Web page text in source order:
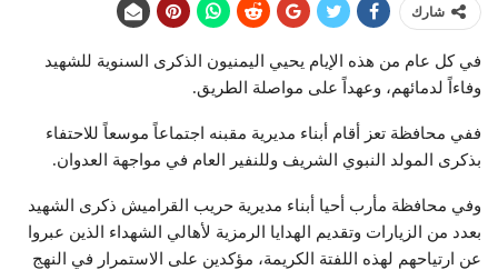
شارك
في كل عام من هذه الإيام يحيي اليمنيون الذكرى السنوية للشهيد
وفاءاً لدمائهم، وعهداً على مواصلة الطريق.
ففي محافظة تعز أقام أبناء مديرية مقبنه اجتماعاً موسعاً للاحتفاء
بذكرى المولد النبوي الشريف وللنفير العام في مواجهة العدوان.
وفي محافظة مأرب أحيا أبناء مديرية حريب القراميش ذكرى الشهيد
بعدد من الزيارات وتقديم الهدايا الرمزية لأهالي الشهداء الذين عبروا
عن ارتياحهم لهذه اللفتة الكريمة، مؤكدين على الاستمرار في النهج